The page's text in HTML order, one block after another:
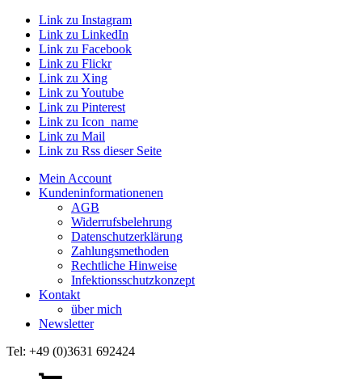
Link zu Instagram
Link zu LinkedIn
Link zu Facebook
Link zu Flickr
Link zu Xing
Link zu Youtube
Link zu Pinterest
Link zu Icon_name
Link zu Mail
Link zu Rss dieser Seite
Mein Account
Kundeninformationenen
AGB
Widerrufsbelehrung
Datenschutzerklärung
Zahlungsmethoden
Rechtliche Hinweise
Infektionsschutzkonzept
Kontakt
über mich
Newsletter
Tel: +49 (0)3631 692424